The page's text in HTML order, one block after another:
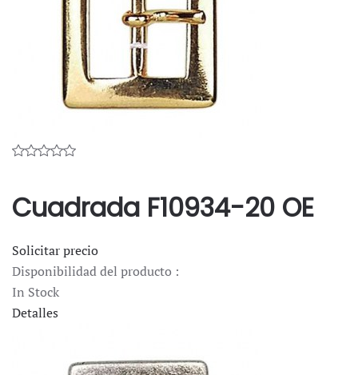
Cuadrada F10934-20 OE
Solicitar precio
Disponibilidad del producto :
In Stock
Detalles